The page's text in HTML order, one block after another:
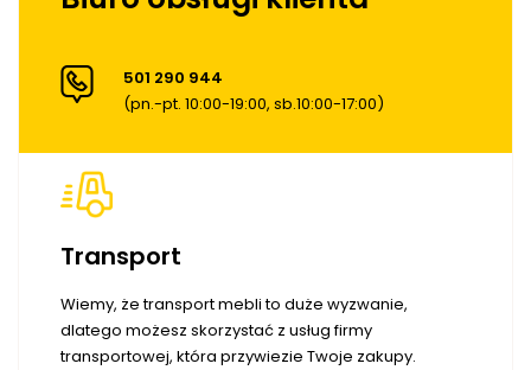
501 290 944
(pn.-pt. 10:00-19:00, sb.10:00-17:00)
Transport
Wiemy, że transport mebli to duże wyzwanie,
dlatego możesz skorzystać z usług firmy
transportowej, która przywiezie Twoje zakupy.